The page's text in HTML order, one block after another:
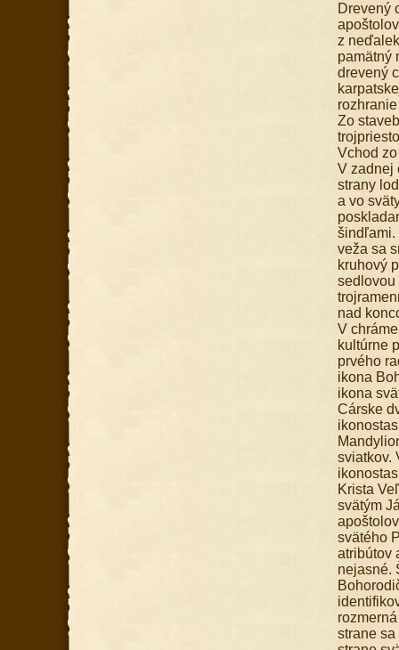
Drevený
z
pamätný
drevený
Zo
Vchod
V zadnej
strany
a vo
šindľami.
veža sa
kruhový
sedlovou
nad
V
kultúrne
prvého
ikona
ikona
Cárske
sviatkov.
Krista
svätým
svätého
atribútov
nejasné.
strane